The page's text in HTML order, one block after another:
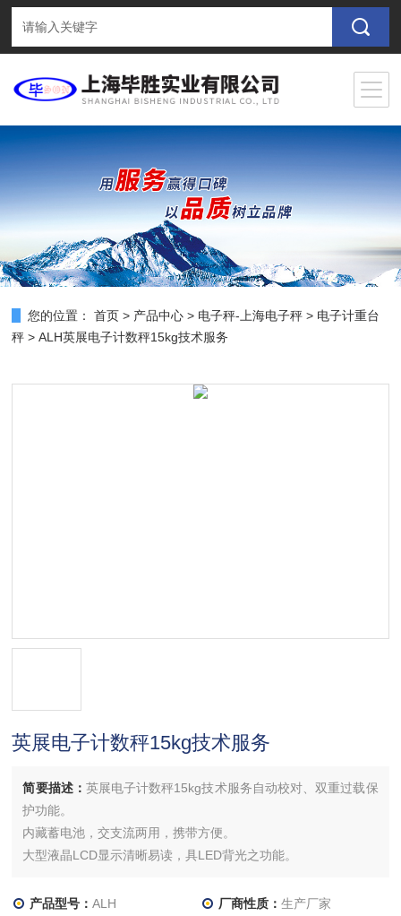
您的位置： 首页 > 产品中心 > 电子秤-上海电子秤 > 电子计重台
秤 > ALH英展电子计数秤15kg技术服务
英展电子计数秤15kg技术服务
简要描述： 英展电子计数秤15kg技术服务自动校对、双重过载保
护功能。
内藏蓄电池，交支流两用，携带方便。
大型液晶LCD显示清晰易读，具LED背光之功能。
电力不足时有明确之低电压显示。
产品型号：ALH 厂商性质： 生产厂家